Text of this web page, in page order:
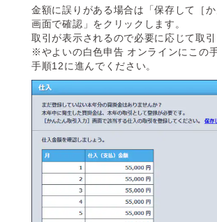
金額に誤りがある場合は「保存して［か
画面で確認」をクリックします。
取引が表示されるので必要に応じて取引
※やよいの白色申告 オンラインにこの
手順12に進んでください。